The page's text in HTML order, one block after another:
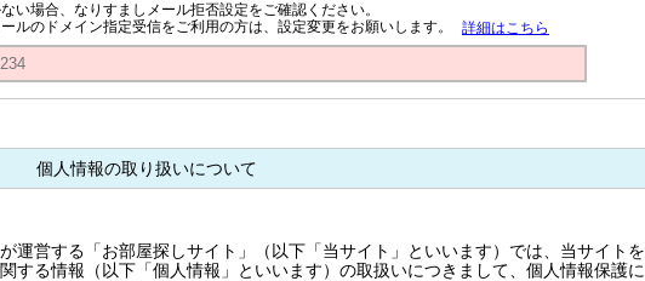
い場合、なりすましメール拒否設定をご確認ください。
ルのドメイン指定受信をご利用の方は、設定変更をお願いします。
詳細はこちら
個人情報の取り扱いについて
運営する「お部屋探しサイト」（以下「当サイト」といいます）では、当サイトを
する情報（以下「個人情報」といいます）の取扱いにつきまして、個人情報保護に